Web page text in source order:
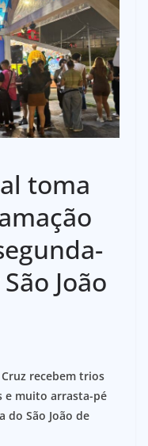
toma
João
recebem trios
e muito arrasta-pé
do São João de